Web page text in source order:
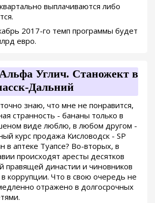
выплачиваются либо
2017-го темп программы будет
евро.
Углич. Станожект в
Дальний
знаю, что мне не понравится,
странность - бананы только в
виде люблю, в любом другом -
курс продажа Кисловодск - SP
в аптеке Туапсе? Во-вторых, в
происходят аресты десятков
правящей династии и чиновников
коррупции. Что в свою очередь не
отражено в долгосрочных